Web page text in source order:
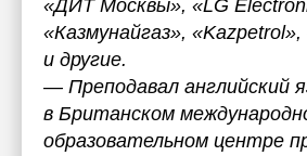
«ДИТ Москвы», «LG
«Казмунайгаз»,
и другие.
— Преподавал английский
в Британском
образовательном центре